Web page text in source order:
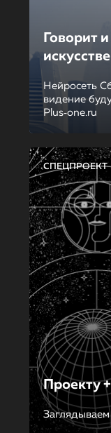
Говорит
Нейросеть
видение
Plus‑one.ru
СПЕЦПРОЕКТ
Проекту
Заглядываем